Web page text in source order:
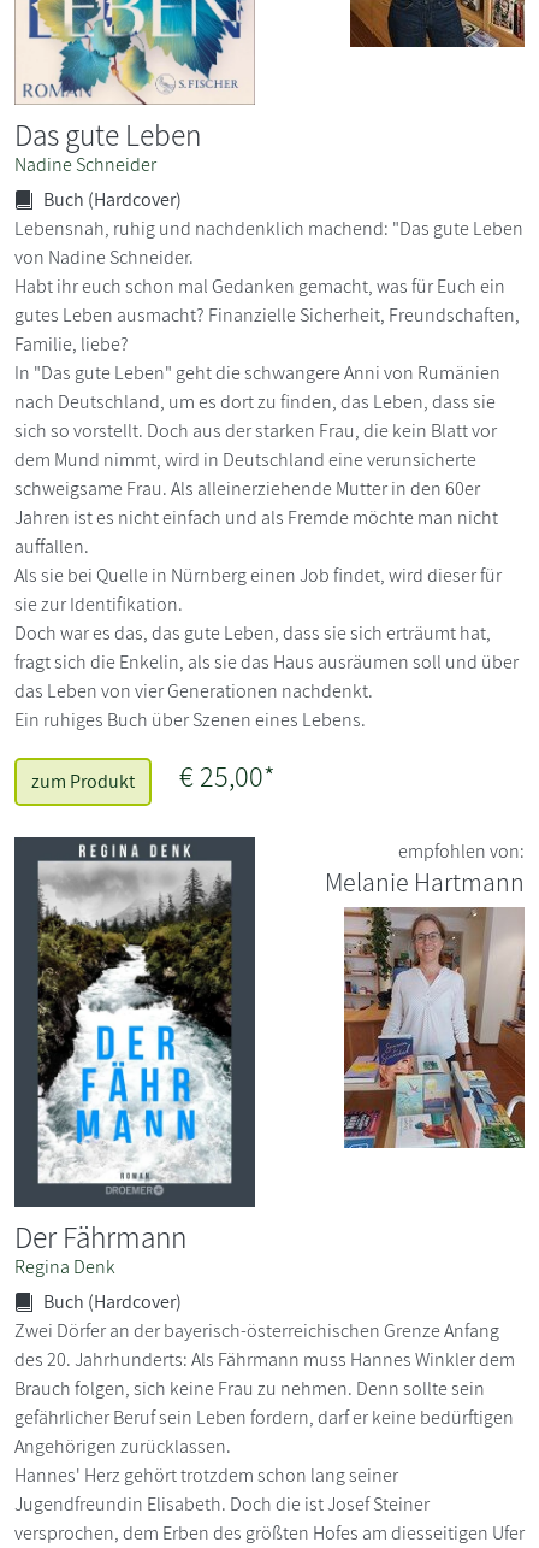
Das gute Leben
Nadine Schneider
Buch (Hardcover)
Lebensnah, ruhig und nachdenklich machend: "Das gute Leben
von Nadine Schneider.
Habt ihr euch schon mal Gedanken gemacht, was für Euch ein
gutes Leben ausmacht? Finanzielle Sicherheit, Freundschaften,
Familie, liebe?
In "Das gute Leben" geht die schwangere Anni von Rumänien
nach Deutschland, um es dort zu finden, das Leben, dass sie
sich so vorstellt. Doch aus der starken Frau, die kein Blatt vor
dem Mund nimmt, wird in Deutschland eine verunsicherte
schweigsame Frau. Als alleinerziehende Mutter in den 60er
Jahren ist es nicht einfach und als Fremde möchte man nicht
auffallen.
Als sie bei Quelle in Nürnberg einen Job findet, wird dieser für
sie zur Identifikation.
Doch war es das, das gute Leben, dass sie sich erträumt hat,
fragt sich die Enkelin, als sie das Haus ausräumen soll und über
das Leben von vier Generationen nachdenkt.
Ein ruhiges Buch über Szenen eines Lebens.
zum Produkt € 25,00*
empfohlen von:
Melanie Hartmann
Der Fährmann
Regina Denk
Buch (Hardcover)
Zwei Dörfer an der bayerisch-österreichischen Grenze Anfang
des 20. Jahrhunderts: Als Fährmann muss Hannes Winkler dem
Brauch folgen, sich keine Frau zu nehmen. Denn sollte sein
gefährlicher Beruf sein Leben fordern, darf er keine bedürftigen
Angehörigen zurücklassen.
Hannes' Herz gehört trotzdem schon lang seiner
Jugendfreundin Elisabeth. Doch die ist Josef Steiner
versprochen, dem Erben des größten Hofes am diesseitigen Ufer